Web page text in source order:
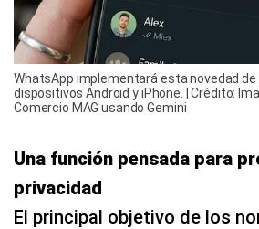
WhatsApp implementará esta novedad
dispositivos Android y iPhone. | Crédito:
Comercio MAG usando Gemini
Una función pensada para
privacidad
El principal objetivo de los